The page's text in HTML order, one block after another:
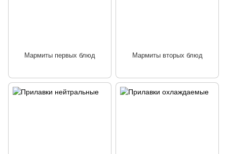
Мармиты первых блюд Мармиты вторых блюд